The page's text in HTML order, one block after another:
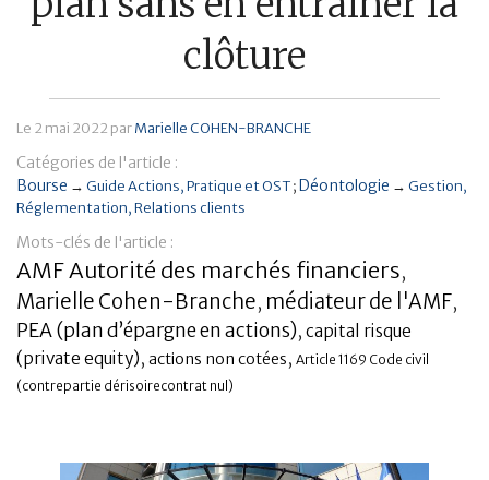
Immobilier
clôture
Le 2 mai 2022 parMarielle COHEN-BRANCHE
Catégories de l'article :
Bourse → Guide Actions Pratique et OST Déontologie → Gestion
Réglementation Relations clients
Mots-clés de l'article :
AMF Autorité des marchés financiers,
Marielle Cohen-Branche, médiateur de l'AMF,
PEA (plan d’épargne en actions), capital risque
(private equity), actions non cotées, Article 1169 Code civil
(contrepartie dérisoirecontrat nul)